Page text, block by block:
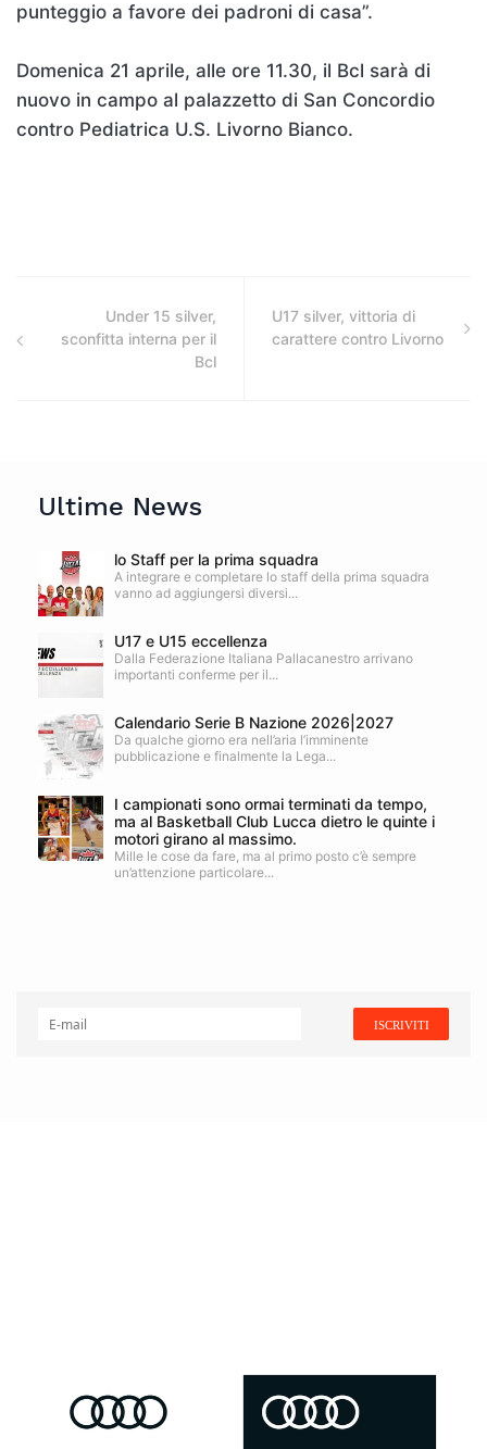
punteggio a favore dei padroni di casa”.
Domenica 21 aprile, alle ore 11.30, il Bcl sarà di
nuovo in campo al palazzetto di San Concordio
contro Pediatrica U.S. Livorno Bianco.
Under 15 silver,
sconfitta interna per il
Bcl
U17 silver, vittoria di
carattere contro Livorno
Ultime News
lo Staff per la prima squadra
A integrare e completare lo staff della prima squadra
vanno ad aggiungersi diversi...
U17 e U15 eccellenza
Dalla Federazione Italiana Pallacanestro arrivano
importanti conferme per il...
Calendario Serie B Nazione 2026|2027
Da qualche giorno era nell’aria l’imminente
pubblicazione e finalmente la Lega...
I campionati sono ormai terminati da tempo,
ma al Basketball Club Lucca dietro le quinte i
motori girano al massimo.
Mille le cose da fare, ma al primo posto c’è sempre
un’attenzione particolare...